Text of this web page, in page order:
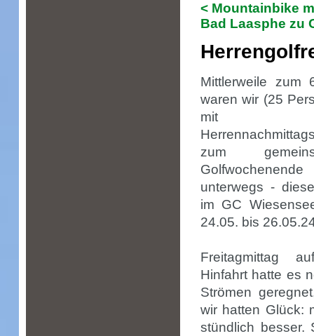
< Mountainbike
Bad Laasphe zu
Mittlerweile zum
waren wir (25
mit
zum
Golfwochenende
unterwegs -
im GC
24.05. bis
Freitagmittag
Hinfahrt hatte es
Strömen
wir hatten Glück:
stündlich besser.